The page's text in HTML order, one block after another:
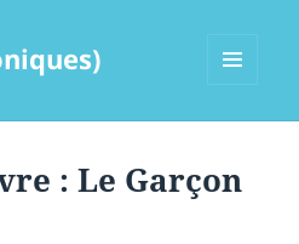
: Le Garçon